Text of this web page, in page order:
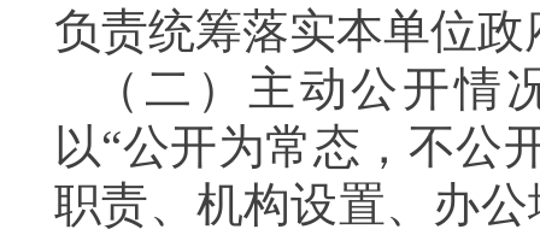
负责统筹落实本单位
（二）主动公开
以“公开为常态，不公
职责、机构设置、办